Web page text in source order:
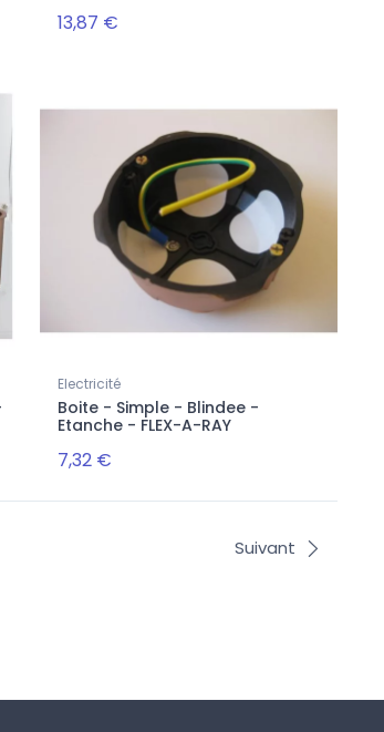
13,87 €
Electricité
Boite - Simple - Blindee -
Etanche - FLEX-A-RAY
7,32 €
Suivant